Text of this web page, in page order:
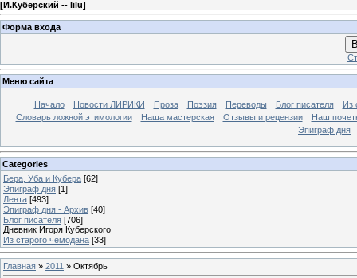
[И.Куберский -- lilu]
Форма входа
Меню сайта
Начало Новости ЛИРИКИ Проза Поэзия Переводы Блог писателя
Из
Словарь ложной этимологии
Наша мастерская Отзывы и рецензии
Наш
Эпиграф дня
Categories
Бера, Уба и Кубера [62]
Эпиграф дня [1]
Лента [493]
Эпиграф дня - Архив [40]
Блог писателя [706]
Дневник Игоря Куберского
Из старого чемодана [33]
Главная » 2011 » Октябрь